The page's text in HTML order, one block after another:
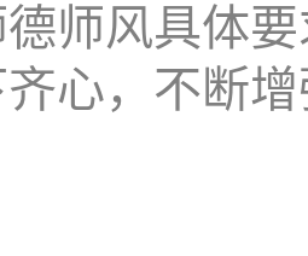
师风具体
心，不断